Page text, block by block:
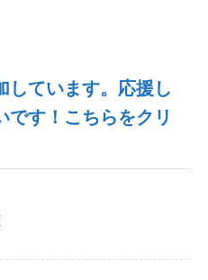
しています。応援し
です！こちらをクリ